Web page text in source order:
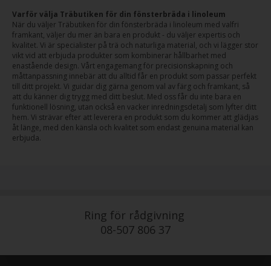
Varför välja Träbutiken för din fönsterbräda i linoleum
När du väljer Träbutiken för din fönsterbräda i linoleum med valfri
framkant, väljer du mer än bara en produkt - du väljer expertis och
kvalitet. Vi är specialister på trä och naturliga material, och vi lägger stor
vikt vid att erbjuda produkter som kombinerar hållbarhet med
enastående design. Vårt engagemang för precisionskapning och
måttanpassning innebär att du alltid får en produkt som passar perfekt
till ditt projekt. Vi guidar dig gärna genom val av färg och framkant, så
att du känner dig trygg med ditt beslut. Med oss får du inte bara en
funktionell lösning, utan också en vacker inredningsdetalj som lyfter ditt
hem. Vi strävar efter att leverera en produkt som du kommer att glädjas
åt länge, med den känsla och kvalitet som endast genuina material kan
erbjuda.
Ring för rådgivning
08-507 806 37